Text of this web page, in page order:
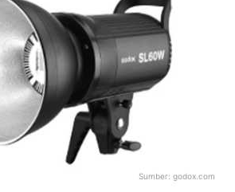
Sumber: godox.com